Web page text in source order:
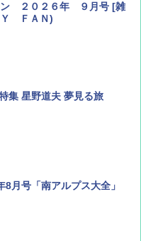
ン ２０２６年 ９月号 [雑
Ｙ ＦＡＮ)
集 星野道夫 夢見る旅
8月号「南アルプス大全」